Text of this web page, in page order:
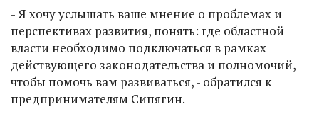
- Я хочу услышать ваше мнение о проблемах и
перспективах развития, понять: где областной
власти необходимо подключаться в рамках
действующего законодательства и полномочий,
чтобы помочь вам развиваться, - обратился к
предпринимателям Сипягин.